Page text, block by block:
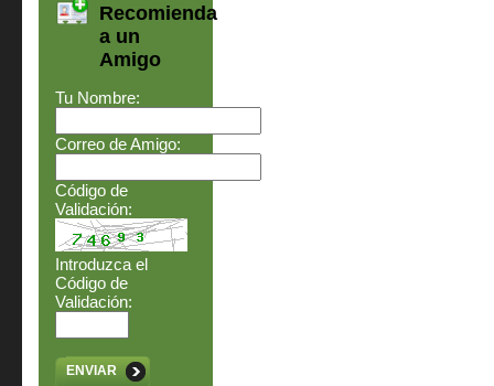
Recomienda
a un
Amigo
Tu Nombre:
Correo de Amigo:
Código de
Validación:
Introduzca el
Código de
Validación:
ENVIAR